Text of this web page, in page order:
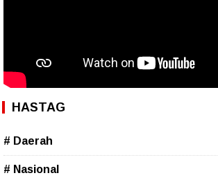
HASTAG
# Daerah
# Nasional